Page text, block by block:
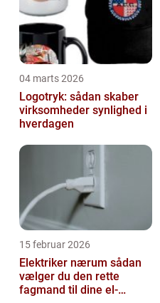
04 marts 2026
Logotryk: sådan skaber
virksomheder synlighed i
hverdagen
15 februar 2026
Elektriker nærum sådan
vælger du den rette
fagmand til dine el-